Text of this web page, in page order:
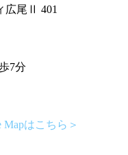
広尾Ⅱ 401
7分
はこちら＞